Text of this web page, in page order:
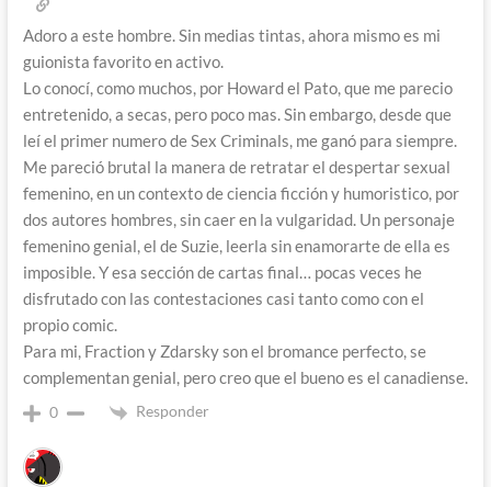
Adoro a este hombre. Sin medias tintas, ahora mismo es mi
guionista favorito en activo.
Lo conocí, como muchos, por Howard el Pato, que me parecio
entretenido, a secas, pero poco mas. Sin embargo, desde que
leí el primer numero de Sex Criminals, me ganó para siempre.
Me pareció brutal la manera de retratar el despertar sexual
femenino, en un contexto de ciencia ficción y humoristico, por
dos autores hombres, sin caer en la vulgaridad. Un personaje
femenino genial, el de Suzie, leerla sin enamorarte de ella es
imposible. Y esa sección de cartas final… pocas veces he
disfrutado con las contestaciones casi tanto como con el
propio comic.
Para mi, Fraction y Zdarsky son el bromance perfecto, se
complementan genial, pero creo que el bueno es el canadiense.
0 Responder